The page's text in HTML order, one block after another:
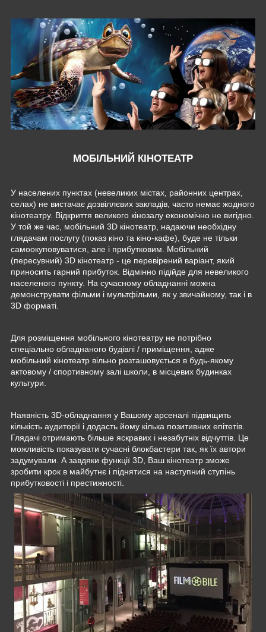
МОБІЛЬНИЙ КІНОТЕАТР
У населених пунктах (невеликих містах, районних центрах,
селах) не вистачає дозвіллєвих закладів, часто немає жодного
кінотеатру. Відкриття великого кінозалу економічно не вигідно.
У той же час, мобільний 3D кінотеатр, надаючи необхідну
глядачам послугу (показ кіно та кіно-кафе), буде не тільки
самоокуповуватися, але і прибутковим. Мобільний
(пересувний) 3D кінотеатр - це перевірений варіант, який
приносить гарний прибуток. Відмінно підійде для невеликого
населеного пункту. На сучасному обладнанні можна
демонструвати фільми і мультфільми, як у звичайному, так і в
3D форматі.
Для розміщення мобільного кінотеатру не потрібно
спеціально обладнаного будівлі / приміщення, адже
мобільний кінотеатр вільно розташовується в будь-якому
актовому / спортивному залі школи, в місцевих будинках
культури.
Наявність 3D-обладнання у Вашому арсеналі підвищить
кількість аудиторії і додасть йому кілька позитивних епітетів.
Глядачі отримають більше яскравих і незабутніх відчуттів. Це
можливість показувати сучасні блокбастери так, як їх автори
задумували. А завдяки функції 3D, Ваш кінотеатр зможе
зробити крок в майбутнє і піднятися на наступний ступінь
прибутковості і престижності.